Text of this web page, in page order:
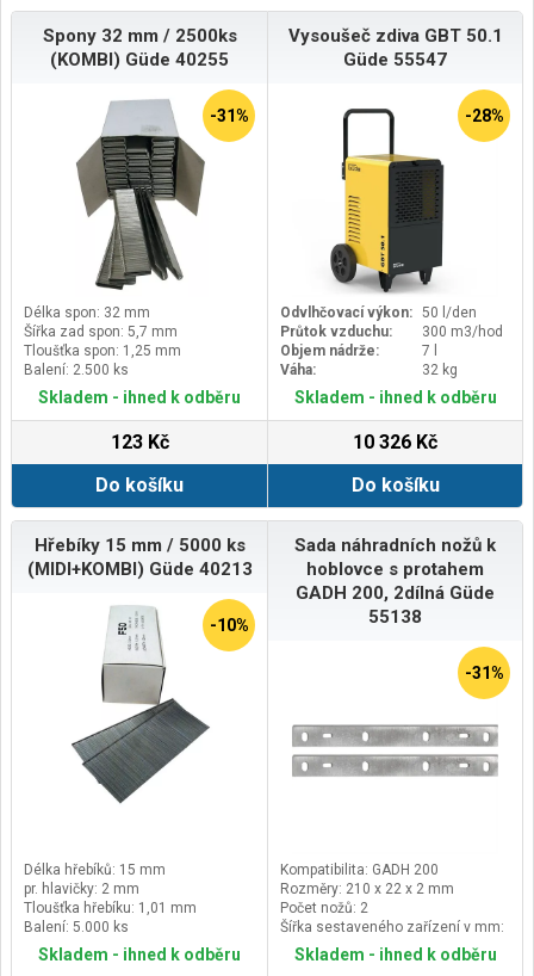
Spony 32 mm / 2500ks
(KOMBI) Güde 40255
-31%
Délka spon: 32 mm
Šířka zad spon: 5,7 mm
Tloušťka spon: 1,25 mm
Balení: 2.500 ks
Skladem - ihned k odběru
123 Kč
Do košíku
Vysoušeč zdiva GBT 50.1
Güde 55547
-28%
Odvlhčovací výkon: 50 l/den
Průtok vzduchu:
300 m3/hod
Objem nádrže:
7 l
Váha:
32 kg
Skladem - ihned k odběru
10 326 Kč
Do košíku
Hřebíky 15 mm / 5000 ks
(MIDI+KOMBI) Güde 40213
-10%
Délka hřebíků: 15 mm
pr. hlavičky: 2 mm
Tloušťka hřebíku: 1,01 mm
Balení: 5.000 ks
Skladem - ihned k odběru
Sada náhradních nožů k
hoblovce s protahem
GADH 200, 2dílná Güde
55138
-31%
Kompatibilita: GADH 200
Rozměry: 210 x 22 x 2 mm
Počet nožů: 2
Šířka sestaveného zařízení v mm:
22Skladem - ihned k odběru